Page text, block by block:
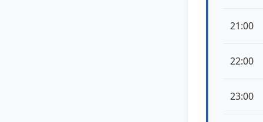
21:00
22:00
23:00